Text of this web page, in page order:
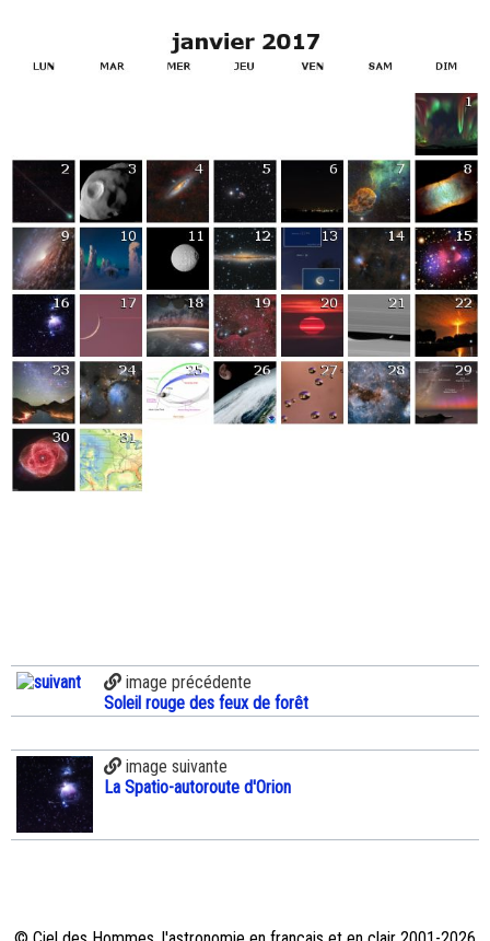
image précédente
Soleil rouge des feux de forêt
image suivante
La Spatio-autoroute d'Orion